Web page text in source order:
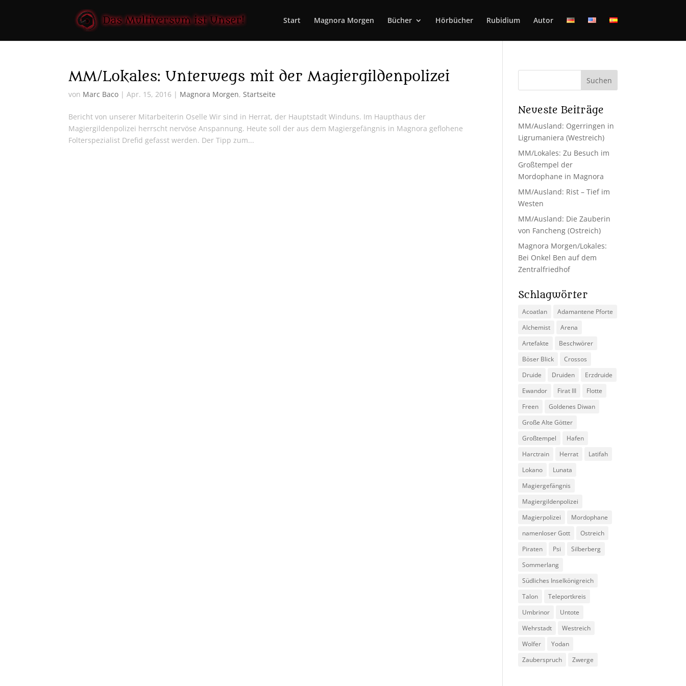
Start Magnora Morgen Bücher Hörbücher Rubidium Autor
MM/Lokales: Unterwegs mit der Magiergildenpolizei
von Marc Baco |Apr. 15, 2016 | Magnora Morgen,Startseite
Bericht von unserer Mitarbeiterin Oselle Wir sind in Herrat, der Hauptstadt Winduns. Im Haupthaus der
Magiergildenpolizei herrscht nervöse Anspannung. Heute soll der aus dem Magiergefängnis in Magnora geflohene
Folterspezialist Drefid gefasst werden. Der Tipp zum...
Neueste Beiträge
MM/Ausland: Ogerringen in
Ligrumaniera (Westreich)
MM/Lokales: Zu Besuch im
Großtempel der
Mordophane in Magnora
MM/Ausland: Rist – Tief im
Westen
MM/Ausland: Die Zauberin
von Fancheng (Ostreich)
Magnora Morgen/Lokales:
Bei Onkel Ben auf dem
Zentralfriedhof
Schlagwörter
Acoatlan
Adamantene Pforte
Alchemist
Arena
Artefakte
Beschwörer
Böser Blick
Crossos
Druide
Druiden
Erzdruide
Ewandor
Firat III
Flotte
Freen
Goldenes Diwan
Große Alte Götter
Großtempel
Hafen
Harctrain
Herrat
Latifah
Lokano
Lunata
Magiergefängnis
Magiergildenpolizei
Magierpolizei
Mordophane
namenloser Gott
Ostreich
Piraten
Psi
Silberberg
Sommerlang
Südliches Inselkönigreich
Talon
Teleportkreis
Umbrinor
Untote
Wehrstadt
Westreich
Wolfer
Yodan
Zauberspruch
Zwerge